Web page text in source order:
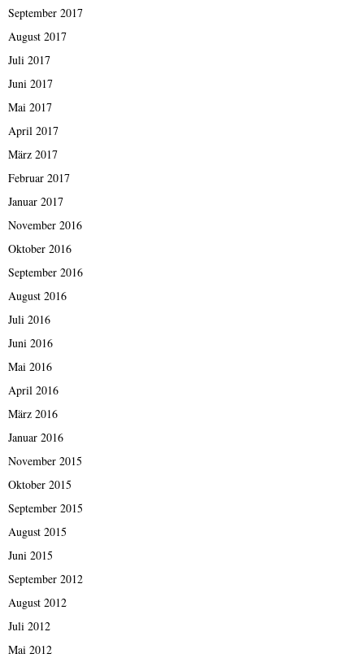
September 2017
August 2017
Juli 2017
Juni 2017
Mai 2017
April 2017
März 2017
Februar 2017
Januar 2017
November 2016
Oktober 2016
September 2016
August 2016
Juli 2016
Juni 2016
Mai 2016
April 2016
März 2016
Januar 2016
November 2015
Oktober 2015
September 2015
August 2015
Juni 2015
September 2012
August 2012
Juli 2012
Mai 2012